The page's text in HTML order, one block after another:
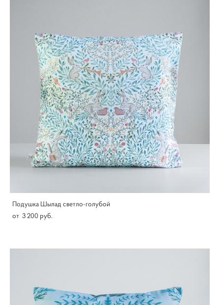
Подушка Шылад светло-голубой
от 3 200 pуб.